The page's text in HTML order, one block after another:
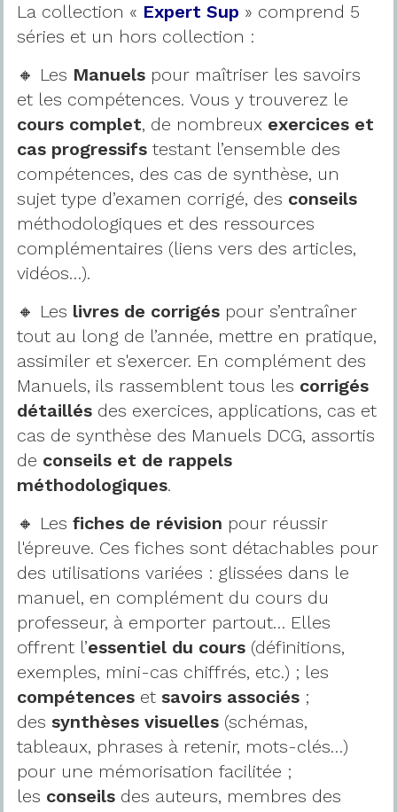
La collection « Expert Sup » comprend 5
séries et un hors collection :
🔸 Les Manuels pour maîtriser les savoirs
et les compétences. Vous y trouverez le
cours complet, de nombreux exercices et
cas progressifstestant l’ensemble des
compétences, des cas de synthèse, un
sujet type d’examen corrigé, des conseils
méthodologiques et des ressources
complémentaires (liens vers des articles,
vidéos…).
🔸 Les livres de corrigés pour s’entraîner
tout au long de l’année, mettre en pratique,
assimiler et s'exercer. En complément des
Manuels, ils rassemblent tous les corrigés
détaillés des exercices, applications, cas et
cas de synthèse des Manuels DCG, assortis
de conseils et de rappels
méthodologiques.
🔸 Lesfiches de révision pour réussir
l'épreuve. Ces fiches sont détachables pour
des utilisations variées : glissées dans le
manuel, en complément du cours du
professeur, à emporter partout… Elles
offrent l’essentiel du cours (définitions,
exemples, mini-cas chiffrés, etc.) ; les
compétences et savoirs associés ;
des synthèses visuelles (schémas,
tableaux, phrases à retenir, mots-clés…)
pour une mémorisation facilitée ;
les conseils des auteurs, membres des